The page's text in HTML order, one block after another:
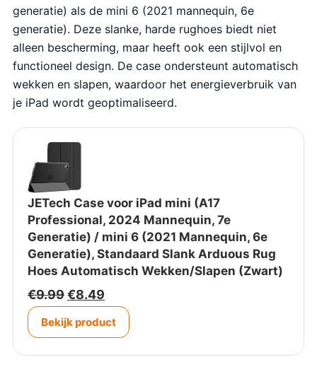
generatie) als de mini 6 (2021 mannequin, 6e
generatie). Deze slanke, harde rughoes biedt niet
alleen bescherming, maar heeft ook een stijlvol en
functioneel design. De case ondersteunt automatisch
wekken en slapen, waardoor het energieverbruik van
je iPad wordt geoptimaliseerd.
JETech Case voor iPad mini (A17
Professional, 2024 Mannequin, 7e
Generatie) / mini 6 (2021 Mannequin, 6e
Generatie), Standaard Slank Arduous Rug
Hoes Automatisch Wekken/Slapen (Zwart)
€9.99O
o
r
s
p
€8.49
u
i
d
i
Bekijk product